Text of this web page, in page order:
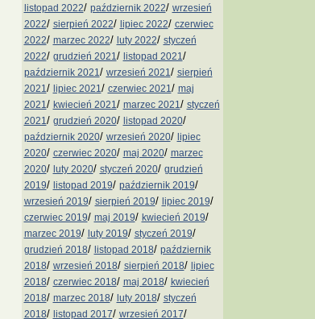
listopad 2022/ październik 2022/ wrzesień
2022/ sierpień 2022/ lipiec 2022/ czerwiec
2022/ marzec 2022/ luty 2022/ styczeń
2022/ grudzień 2021 / listopad 2021 /
październik 2021 / wrzesień 2021 / sierpień
2021 / lipiec 2021 / czerwiec 2021 / maj
2021 / kwiecień 2021 / marzec 2021 / styczeń
2021 / grudzień 2020/ listopad 2020/
październik 2020/ wrzesień 2020/ lipiec
2020/ czerwiec 2020/ maj 2020/ marzec
2020/ luty 2020/ styczeń 2020/ grudzień
2019/ listopad 2019/ październik 2019/
wrzesień 2019/ sierpień 2019/ lipiec 2019/
czerwiec 2019/ maj 2019/ kwiecień 2019/
marzec 2019/ luty 2019/ styczeń 2019/
grudzień 2018/ listopad 2018/ październik
2018/ wrzesień 2018/ sierpień 2018/ lipiec
2018/ czerwiec 2018/ maj 2018/ kwiecień
2018/ marzec 2018/ luty 2018/ styczeń
2018/ listopad 2017/ wrzesień 2017/